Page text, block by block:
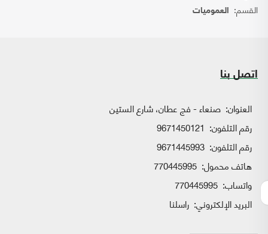
القسم: العموميات
اتصل بنا
العنوان: صنعاء - فج عطان، شارع الستين
رقم التلفون: 9671450121
رقم التلفون: 9671445993
هاتف محمول: 770445995
واتساب:
البريد الإلكتروني: راسلنا